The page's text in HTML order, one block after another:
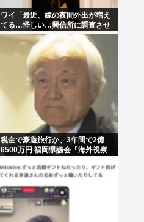
ワイ「最近、嫁の夜間外出が増え
てる…怪しい…興信所に調査させ
たろ！」興信所「報告します」⇒
結果www
税金で豪遊旅行か、3年間で2億
6500万円 福岡県議会「海外視察